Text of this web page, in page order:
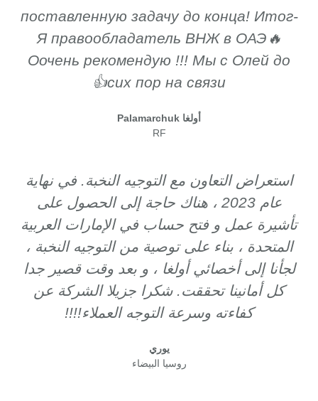
поставленную задачу до конца! Итог-
Я правообладатель ВНЖ в ОАЭ🔥
Оочень рекомендую !!! Мы с Олей до
сих пор на связи👍
أولغا Palamarchuk
RF
استعراض التعاون مع التوجيه النخبة. في نهاية
عام 2023 ، هناك حاجة إلى الحصول على
تأشيرة عمل و فتح حساب في الإمارات العربية
المتحدة ، بناء على توصية من التوجيه النخبة ،
لجأنا إلى أخصائي أولغا ، و بعد وقت قصير جدا
كل أمانينا تحققت. شكرا جزيلا الشركة عن
كفاءته وسرعة التوجه العملاء!!!!
يوري
روسيا البيضاء